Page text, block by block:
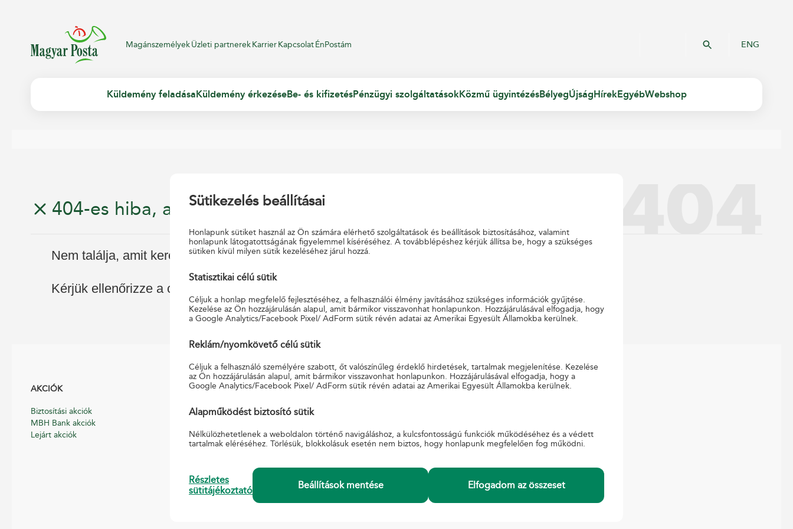
MagánszemélyekÜzleti partnerekKarrierKapcsolatÉnPostám ENG
Küldemény feladása Küldemény érkezéseBe- és kifizetésPénzügyi szolgáltatásokKözmű ügyintézésBélyegÚjság HírekEgyébWebshop
404-es hiba, az oldal nem található!
Nem találja, amit keresett?
Kérjük ellenőrizze a címet, vagy kezdje a főoldalon a keresést!
Sütikezelés beállításai
Honlapunk sütiket használ az Ön számára elérhető szolgáltatások és beállítások biztosításához, valamint
honlapunk látogatottságának figyelemmel kíséréséhez. A továbblépéshez kérjük állítsa be, hogy a szükséges
sütiken kívül milyen sütik kezeléséhez járul hozzá.
Statisztikai célú sütik
Céljuk a honlap megfelelő fejlesztéséhez, a felhasználói élmény javításához szükséges információk gyűjtése.
Kezelése az Ön hozzájárulásán alapul, amit bármikor visszavonhat honlapunkon. Hozzájárulásával elfogadja, hogy
a Google Analytics/Facebook Pixel/ AdForm sütik révén adatai az Amerikai Egyesült Államokba kerülnek.
Reklám/nyomkövető célú sütik
Céljuk a felhasználó személyére szabott, őt valószínűleg érdeklő hirdetések, tartalmak megjelenítése. Kezelése
az Ön hozzájárulásán alapul, amit bármikor visszavonhat honlapunkon. Hozzájárulásával elfogadja, hogy a
Google Analytics/Facebook Pixel/ AdForm sütik révén adatai az Amerikai Egyesült Államokba kerülnek.
Alapműködést biztosító sütik
Nélkülözhetetlenek a weboldalon történő navigáláshoz, a kulcsfontosságú funkciók működéséhez és a védett
tartalmak eléréséhez. Törlésük, blokkolásuk esetén nem biztos, hogy honlapunk megfelelően fog működni.
Részletes
sütitájékoztató
Beállítások mentése Elfogadom az összeset
AKCIÓK
Biztosítási akciók
MBH Bank akciók
Lejárt akciók
HASZNOS
Általános Szerződési Feltételek
Díjszabások
Nyomtatványminták
Pénzforgalmi, pénzügyi panaszkezelési
szabályzat
Süti tájékoztató
INFORMÁCIÓ
Beszerzések, pályázatok
Karrier
Akadálymentesítési nyilatkozat
Hivatali tárhely üzemzavar, üzemszünet.
Információátadási Szabályzat együttműködő
szervek
KAPCSOLAT
E-ügyintézés